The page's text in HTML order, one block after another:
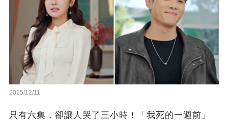
2025/12/11
只有六集，卻讓人哭了三小時！「我死的一週前」